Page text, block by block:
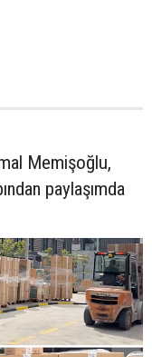
Memişoğlu,
paylaşımda